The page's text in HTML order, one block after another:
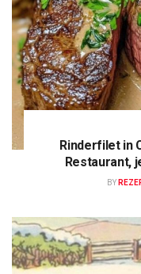
Rinderfilet in
Restaurant,
BY